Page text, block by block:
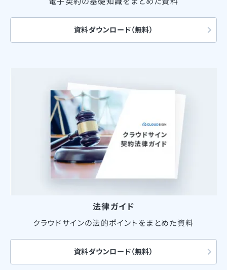
資料ダウンロード（無料）
法律ガイド
クラウドサインの法的ポイントをまとめた資料
資料ダウンロード（無料）